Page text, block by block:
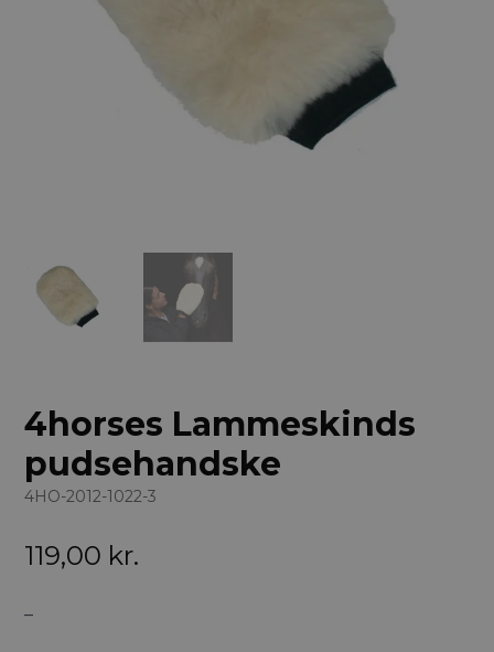
4horses Lammeskinds
pudsehandske
4HO-2012-1022-3
119,00 kr.
–